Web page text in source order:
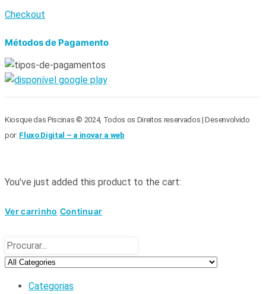
Checkout
Métodos de Pagamento
Kiosque das Piscinas © 2024, Todos os Direitos reservados | Desenvolvido
por: Fluxo Digital – a inovar a web
You've just added this product to the cart:
Ver carrinho Continuar
Categorias